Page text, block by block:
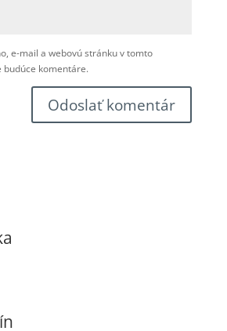
e-mail a webovú stránku v tomto
komentáre.